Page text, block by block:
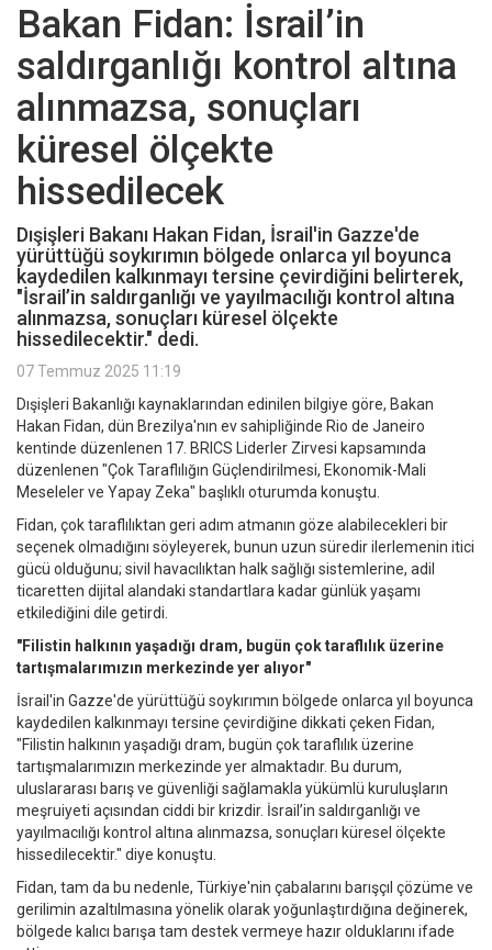
Bakan Fidan: İsrail’in
saldırganlığı kontrol altına
alınmazsa, sonuçları
küresel ölçekte
hissedilecek
Dışişleri Bakanı Hakan Fidan, İsrail'in Gazze'de
yürüttüğü soykırımın bölgede onlarca yıl boyunca
kaydedilen kalkınmayı tersine çevirdiğini belirterek,
"İsrail’in saldırganlığı ve yayılmacılığı kontrol altına
alınmazsa, sonuçları küresel ölçekte
hissedilecektir." dedi.
07 Temmuz 2025 11:19
Dışişleri Bakanlığı kaynaklarından edinilen bilgiye göre, Bakan
Hakan Fidan, dün Brezilya'nın ev sahipliğinde Rio de Janeiro
kentinde düzenlenen 17. BRICS Liderler Zirvesi kapsamında
düzenlenen "Çok Taraflılığın Güçlendirilmesi, Ekonomik-Mali
Meseleler ve Yapay Zeka" başlıklı oturumda konuştu.
Fidan, çok taraflılıktan geri adım atmanın göze alabilecekleri bir
seçenek olmadığını söyleyerek, bunun uzun süredir ilerlemenin itici
gücü olduğunu; sivil havacılıktan halk sağlığı sistemlerine, adil
ticaretten dijital alandaki standartlara kadar günlük yaşamı
etkilediğini dile getirdi.
"Filistin halkının yaşadığı dram, bugün çok taraflılık üzerine
tartışmalarımızın merkezinde yer alıyor"
İsrail'in Gazze'de yürüttüğü soykırımın bölgede onlarca yıl boyunca
kaydedilen kalkınmayı tersine çevirdiğine dikkati çeken Fidan,
"Filistin halkının yaşadığı dram, bugün çok taraflılık üzerine
tartışmalarımızın merkezinde yer almaktadır. Bu durum,
uluslararası barış ve güvenliği sağlamakla yükümlü kuruluşların
meşruiyeti açısından ciddi bir krizdir. İsrail’in saldırganlığı ve
yayılmacılığı kontrol altına alınmazsa, sonuçları küresel ölçekte
hissedilecektir." diye konuştu.
Fidan, tam da bu nedenle, Türkiye'nin çabalarını barışçıl çözüme ve
gerilimin azaltılmasına yönelik olarak yoğunlaştırdığına değinerek,
bölgede kalıcı barışa tam destek vermeye hazır olduklarını ifade